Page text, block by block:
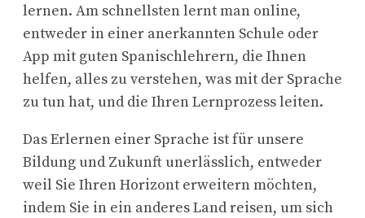
lernen. Am schnellsten lernt man online,
entweder in einer anerkannten Schule oder
App mit guten Spanischlehrern, die Ihnen
helfen, alles zu verstehen, was mit der Sprache
zu tun hat, und die Ihren Lernprozess leiten.
Das Erlernen einer Sprache ist für unsere
Bildung und Zukunft unerlässlich, entweder
weil Sie Ihren Horizont erweitern möchten,
indem Sie in ein anderes Land reisen, um sich